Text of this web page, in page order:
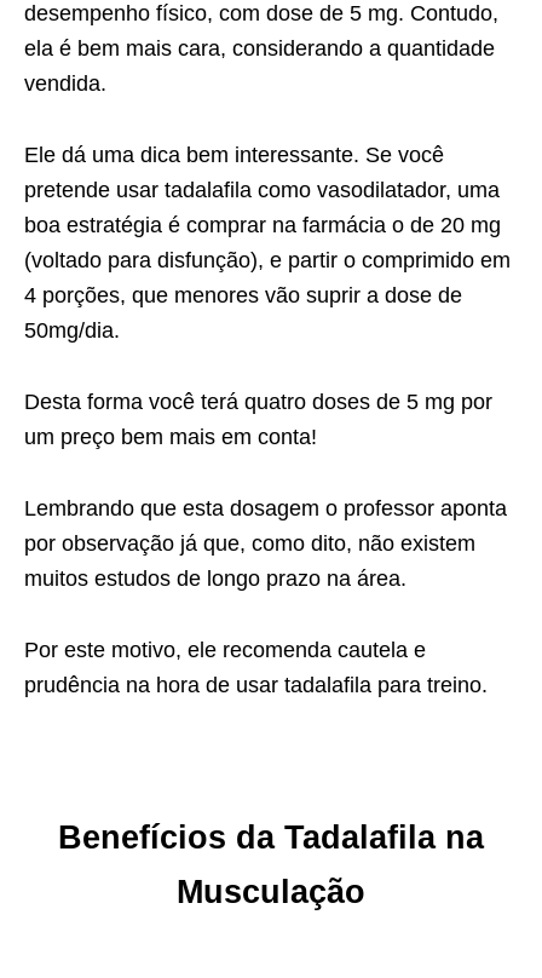
desempenho físico, com dose de 5 mg. Contudo,
ela é bem mais cara, considerando a quantidade
vendida.
Ele dá uma dica bem interessante. Se você
pretende usar tadalafila como vasodilatador, uma
boa estratégia é comprar na farmácia o de 20 mg
(voltado para disfunção), e partir o comprimido em
4 porções, que menores vão suprir a dose de
50mg/dia.
Desta forma você terá quatro doses de 5 mg por
um preço bem mais em conta!
Lembrando que esta dosagem o professor aponta
por observação já que, como dito, não existem
muitos estudos de longo prazo na área.
Por este motivo, ele recomenda cautela e
prudência na hora de usar tadalafila para treino.
Benefícios da Tadalafila na
Musculação